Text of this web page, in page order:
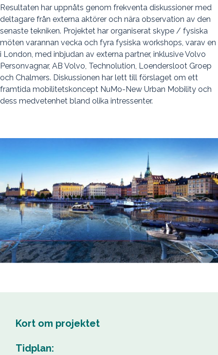
Resultaten har uppnåts genom frekventa diskussioner med
deltagare från externa aktörer och nära observation av den
senaste tekniken. Projektet har organiserat skype / fysiska
möten varannan vecka och fyra fysiska workshops, varav en
i London, med inbjudan av externa partner, inklusive Volvo
Personvagnar, AB Volvo, Technolution, Loendersloot Groep
och Chalmers. Diskussionen har lett till förslaget om ett
framtida mobilitetskoncept NuMo-New Urban Mobility och
dess medvetenhet bland olika intressenter.
Kort om projektet
Tidplan: